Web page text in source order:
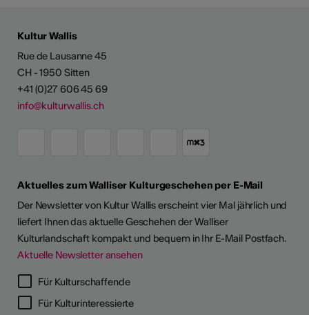
Kultur Wallis
Rue de Lausanne 45
CH - 1950 Sitten
+41 (0)27 606 45 69
info@kulturwallis.ch
Aktuelles zum Walliser Kulturgeschehen per E-Mail
Der Newsletter von Kultur Wallis erscheint vier Mal jährlich und
liefert Ihnen das aktuelle Geschehen der Walliser
Kulturlandschaft kompakt und bequem in Ihr E-Mail Postfach.
Aktuelle Newsletter ansehen
Für Kulturschaffende
Für Kulturinteressierte